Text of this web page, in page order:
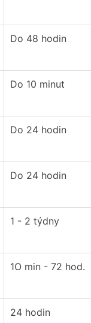
Do 48 hodin
Do 10 minut
Do 24 hodin
Do 24 hodin
1 - 2 týdny
1O min - 72 hod.
24 hodin